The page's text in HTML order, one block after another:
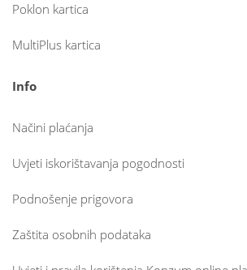
Poklon kartica
MultiPlus kartica
Info
Načini plaćanja
Uvjeti iskorištavanja pogodnosti
Podnošenje prigovora
Zaštita osobnih podataka